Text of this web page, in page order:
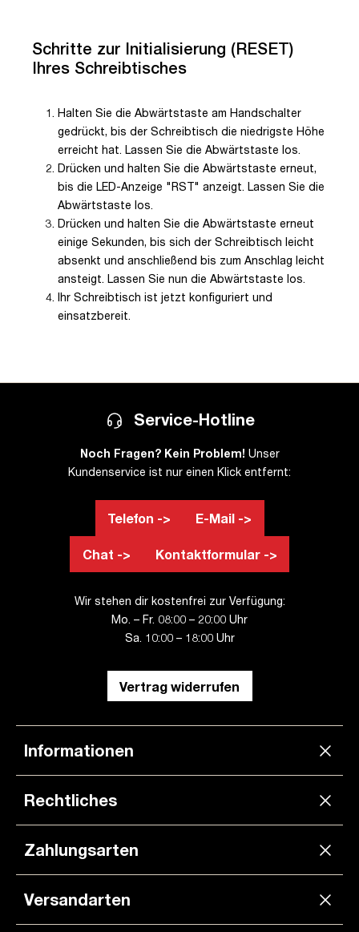
Schritte zur Initialisierung (RESET)
Ihres Schreibtisches
Halten Sie die Abwärtstaste am Handschalter
gedrückt, bis der Schreibtisch die niedrigste Höhe
erreicht hat. Lassen Sie die Abwärtstaste los.
Drücken und halten Sie die Abwärtstaste erneut,
bis die LED-Anzeige "RST" anzeigt. Lassen Sie die
Abwärtstaste los.
Drücken und halten Sie die Abwärtstaste erneut
einige Sekunden, bis sich der Schreibtisch leicht
absenkt und anschließend bis zum Anschlag leicht
ansteigt. Lassen Sie nun die Abwärtstaste los.
Ihr Schreibtisch ist jetzt konfiguriert und
einsatzbereit.
Service-Hotline
Noch Fragen? Kein Problem! Unser
Kundenservice ist nur einen Klick entfernt:
Telefon -> E-Mail ->
Chat -> Kontaktformular ->
Wir stehen dir kostenfrei zur Verfügung:
Mo. – Fr. 08:00 – 20:00 Uhr
Sa. 10:00 – 18:00 Uhr
Vertrag widerrufen
Informationen
Rechtliches
Zahlungsarten
Versandarten